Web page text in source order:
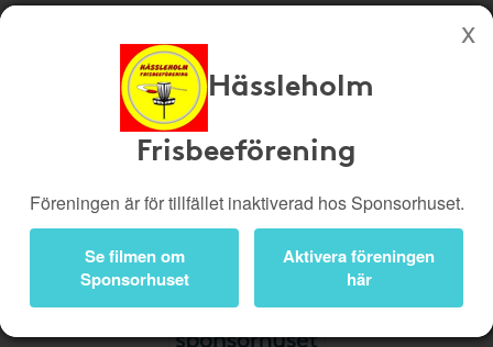
Köp genom denna sida stöttar Hässleholm Frisbeeförening
Butiker
Kampanjer
Bli medlem
Logga in
Hässleholm
Frisbeeförening
Föreningen är för tillfället inaktiverad hos Sponsorhuset.
Se filmen om
Sponsorhuset
Aktivera föreningen
här